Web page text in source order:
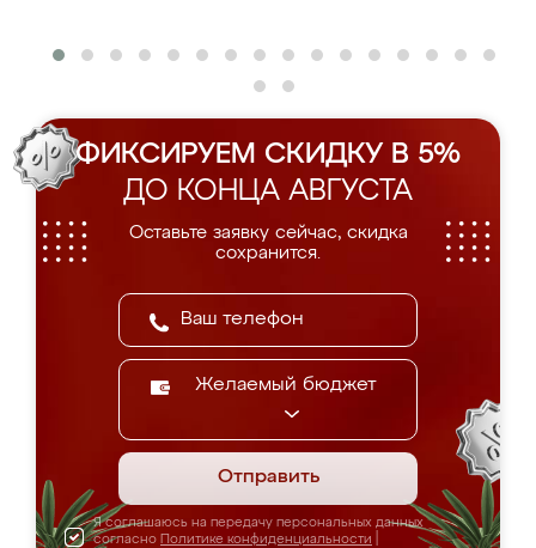
ФИКСИРУЕМ СКИДКУ В 5%
ДО КОНЦА АВГУСТА
Оставьте заявку сейчас, скидка
сохранится.
Желаемый бюджет
Отправить
Я соглашаюсь на передачу персональных данных
согласно Политике конфиденциальности